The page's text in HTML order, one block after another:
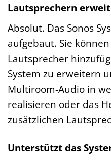
Lautsprechern
Absolut. Das Sonos
aufgebaut. Sie
Lautsprecher
System zu erweitern
Multiroom-Audio in
realisieren oder das
zusätzlichen
Unterstützt das